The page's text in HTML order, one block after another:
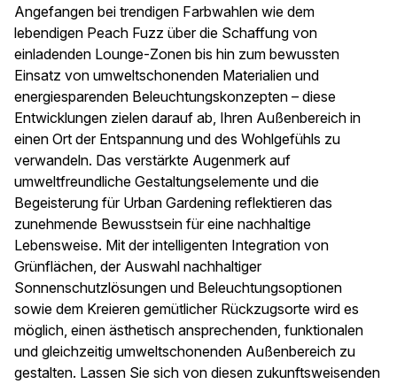
Angefangen bei trendigen Farbwahlen wie dem
lebendigen Peach Fuzz über die Schaffung von
einladenden Lounge-Zonen bis hin zum bewussten
Einsatz von umweltschonenden Materialien und
energiesparenden Beleuchtungskonzepten – diese
Entwicklungen zielen darauf ab, Ihren Außenbereich in
einen Ort der Entspannung und des Wohlgefühls zu
verwandeln. Das verstärkte Augenmerk auf
umweltfreundliche Gestaltungselemente und die
Begeisterung für Urban Gardening reflektieren das
zunehmende Bewusstsein für eine nachhaltige
Lebensweise. Mit der intelligenten Integration von
Grünflächen, der Auswahl nachhaltiger
Sonnenschutzlösungen und Beleuchtungsoptionen
sowie dem Kreieren gemütlicher Rückzugsorte wird es
möglich, einen ästhetisch ansprechenden, funktionalen
und gleichzeitig umweltschonenden Außenbereich zu
gestalten. Lassen Sie sich von diesen zukunftsweisenden